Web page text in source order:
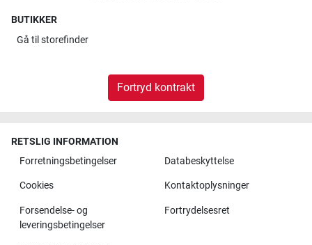
BUTIKKER
Gå til storefinder
Fortryd kontrakt
RETSLIG INFORMATION
Forretningsbetingelser
Databeskyttelse
Cookies Kontaktoplysninger
Forsendelse- og
leveringsbetingelser
Fortrydelsesret